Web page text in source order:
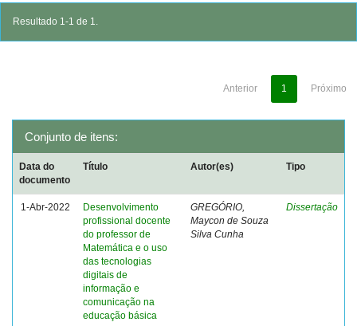
Resultado 1-1 de 1.
Anterior 1 Próximo
Conjunto de itens:
Data do
documento
Título Autor(es) Tipo
1-Abr-2022
Desenvolvimento
profissional docente
do professor de
Matemática e o uso
das tecnologias
digitais de
informação e
comunicação na
educação básica
GREGÓRIO,
Maycon de Souza
Silva Cunha
Dissertação